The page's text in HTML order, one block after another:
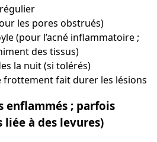
les pores obstrués)
(pour l’acné inflammatoire ;
des tissus)
la nuit (si tolérés)
frottement fait durer les lésions
; parfois
à des levures)